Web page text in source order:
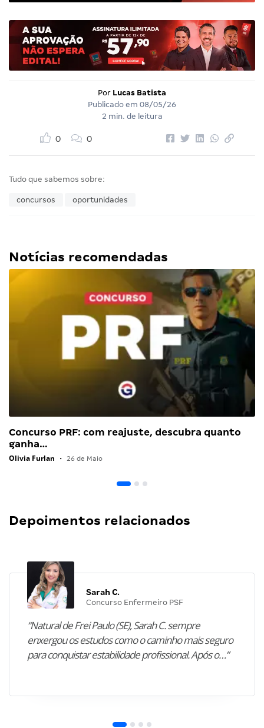
Por Lucas Batista
Publicado em 08/05/26
2 min. de leitura
0 0
Tudo que sabemos sobre:
concursos oportunidades
Notícias recomendadas
Concurso PRF: com reajuste, descubra quanto
ganha…
Olivia Furlan • 26 de Maio
Depoimentos relacionados
Sarah C.
Concurso Enfermeiro PSF
“Natural de Frei Paulo (SE), Sarah C. sempre
enxergou os estudos como o caminho mais seguro
para conquistar estabilidade profissional. Após o…”